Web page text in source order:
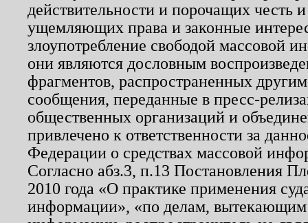
действительности и порочащих честь
ущемляющих права и законные
злоупотребление свободой массовой
они являются дословным
фрагментов, распространенных
сообщения, переданные в пресс-
общественных организаций и
привлечено к ответственности за
Федерации о средствах массовой
Согласно абз.3, п.13 Постановления
2010 года «О практике применения
информации», «по делам, вытекающим